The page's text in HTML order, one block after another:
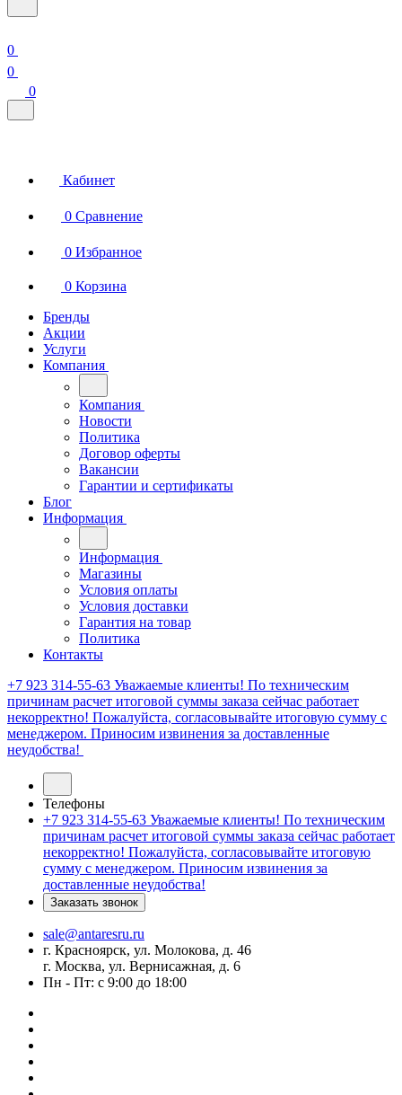
0
0
0
Кабинет
0 Сравнение
0 Избранное
0 Корзина
Бренды
Акции
Услуги
Компания
Компания
Новости
Политика
Договор оферты
Вакансии
Гарантии и сертификаты
Блог
Информация
Информация
Магазины
Условия оплаты
Условия доставки
Гарантия на товар
Политика
Контакты
+7 923 314-55-63 Уважаемые клиенты! По техническим
причинам расчет итоговой суммы заказа сейчас работает
некорректно! Пожалуйста, согласовывайте итоговую сумму с
менеджером. Приносим извинения за доставленные
неудобства!
Телефоны
+7 923 314-55-63 Уважаемые клиенты! По техническим
причинам расчет итоговой суммы заказа сейчас работает
некорректно! Пожалуйста, согласовывайте итоговую
сумму с менеджером. Приносим извинения за
доставленные неудобства!
Заказать звонок
sale@antaresru.ru
г. Красноярск, ул. Молокова, д. 46
г. Москва, ул. Вернисажная, д. 6
Пн - Пт: с 9:00 до 18:00